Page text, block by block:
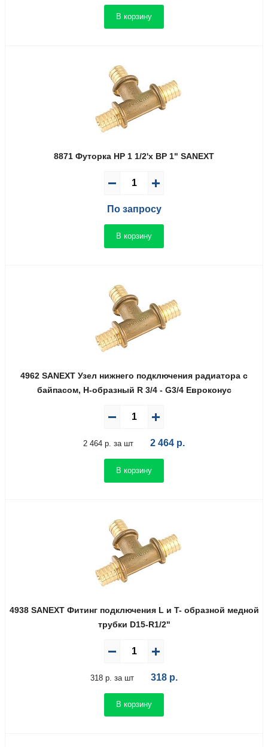
В корзину
8871 Футорка НР 1 1/2'х ВР 1" SANEXT
По запросу
В корзину
4962 SANEXT Узел нижнего подключения радиатора с
байпасом, Н-образный R 3/4 - G3/4 Евроконус
2 464 р. за шт 2 464 р.
В корзину
4938 SANEXT Фитинг подключения L и T- образной медной
трубки D15-R1/2"
318 р. за шт 318 р.
В корзину